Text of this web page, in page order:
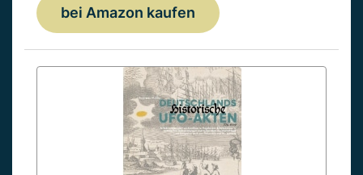
bei Amazon kaufen